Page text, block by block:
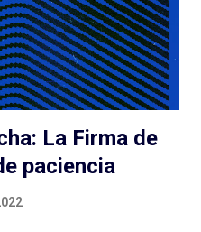
La pasé bien escuchando
y el octavo/noveno pero
La Firma de
paciencia